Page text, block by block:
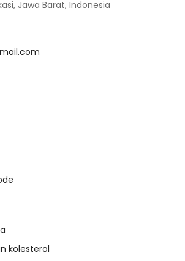
Jawa Barat, Indonesia
kolesterol